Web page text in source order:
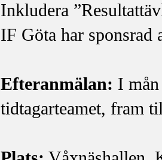
Inkludera
IF Göta har sponsrad
Efteranmälan: I
tidtagarteamet, fram